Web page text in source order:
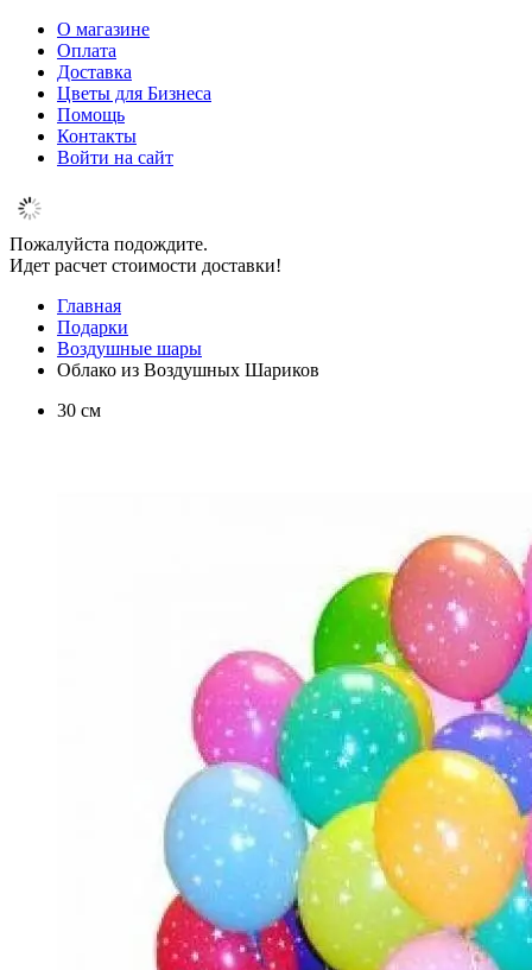
О магазине
Оплата
Доставка
Цветы для Бизнеса
Помощь
Контакты
Войти на сайт
Пожалуйста подождите.
Идет расчет стоимости доставки!
Главная
Подарки
Воздушные шары
Облако из Воздушных Шариков
30 см